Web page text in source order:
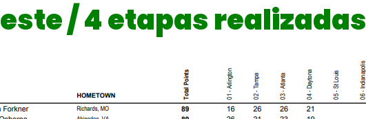
/ 4 etapas realizadas